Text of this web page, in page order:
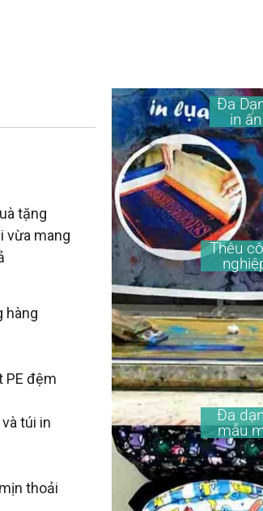
tặng
vừa mang
hàng
PE đệm
túi in
thoải
Đa
in ấn
Thêu
Đa
mẫu